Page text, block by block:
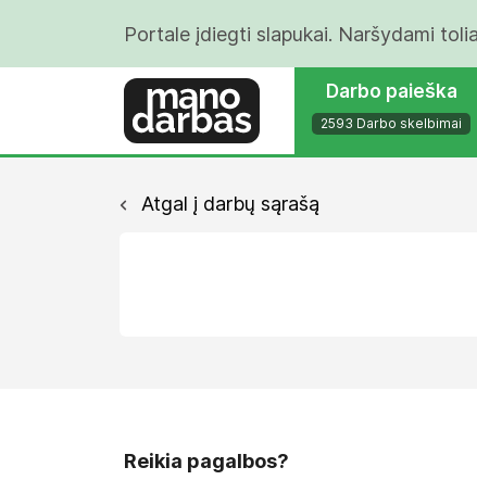
Portale įdiegti slapukai. Naršydami
Darbo paieška
2593 Darbo skelbimai
Atgal į darbų sąrašą
Reikia pagalbos?